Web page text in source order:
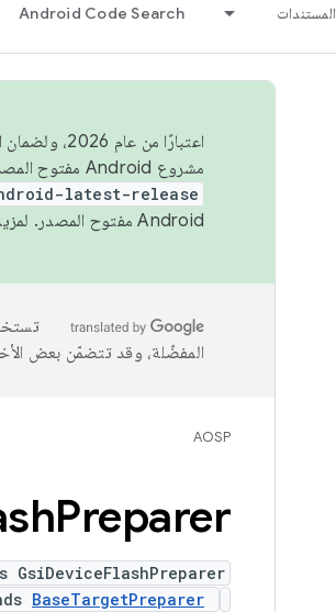
المستندات Android Code Search
اعتبارًا من
مشروع Android مفتوح المصدر (AOSP) في الربعَين الثاني والرابع. لبناء مشروع Android مفتوح المصدر والمساهمة فيه، استخدِم
latest-release
Android مفتوح المصدر. لمزيد من المعلومات، يُرجى الاطّلاع على
المفضّلة، وقد تتضمّن بعض
AOSP
Preparer
BaseTargetPreparer